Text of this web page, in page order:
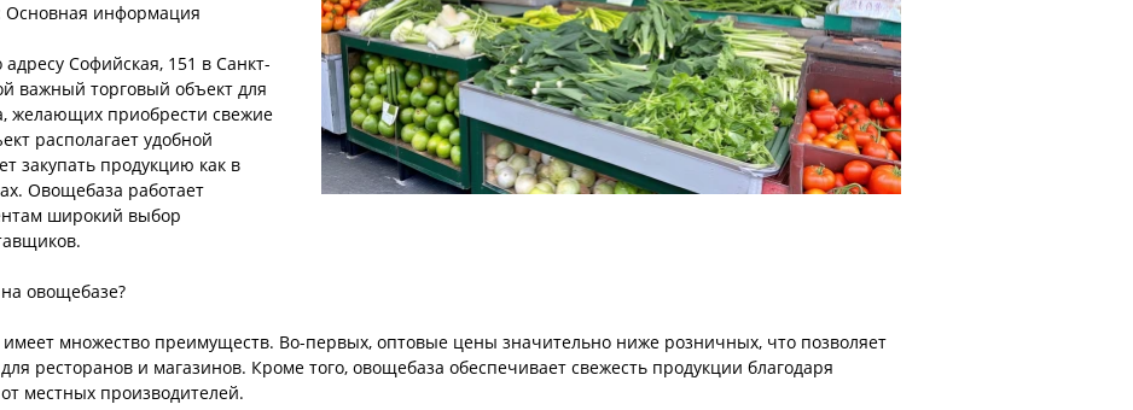
Основная информация
Софийская, 151 в Санкт-
важный торговый объект для
желающих приобрести свежие
располагает удобной
закупать продукцию как в
Овощебаза работает
широкий выбор
овощебазе?
множество преимуществ. Во-первых, оптовые цены значительно ниже розничных, что позволяет
ресторанов и магазинов. Кроме того, овощебаза обеспечивает свежесть продукции благодаря
местных производителей.